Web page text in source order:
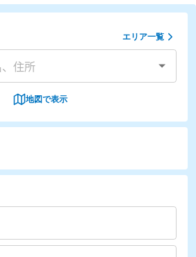
エリア一覧
地図で表示